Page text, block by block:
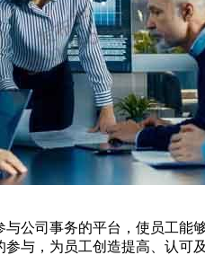
公司事务的平台，使员工能
与，为员工创造提高、认可